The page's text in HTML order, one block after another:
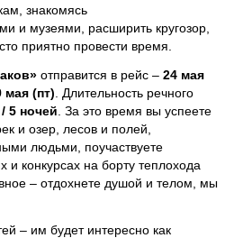
знакомясь
и музеями, расширить кругозор,
приятно провести время.
отправится в рейс – 24 мая
мая (пт) . Длительность речного
5 ночей За это время вы успеете
и озер, лесов и полей,
людьми, поучаствуете
и конкурсах на борту теплохода
– отдохнете душой и телом, мы
– им будет интересно как